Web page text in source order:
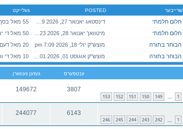
שרייבער POSTED געלייקט
חלום חלמתי 55 מאל בסך הכל
חלום חלמתי 50 מאל די יאר
הבוחר בתורה מוצש"ק יולי 18, 2026 7:09 pm 20 מאל דעם חודש
הבוחר בתורה 10 מאל די וואך
ענטפערס געזען געווארן
1
…
149
150
151
152
153
3807
149672
1
242
243
244
245
246
6143
244077